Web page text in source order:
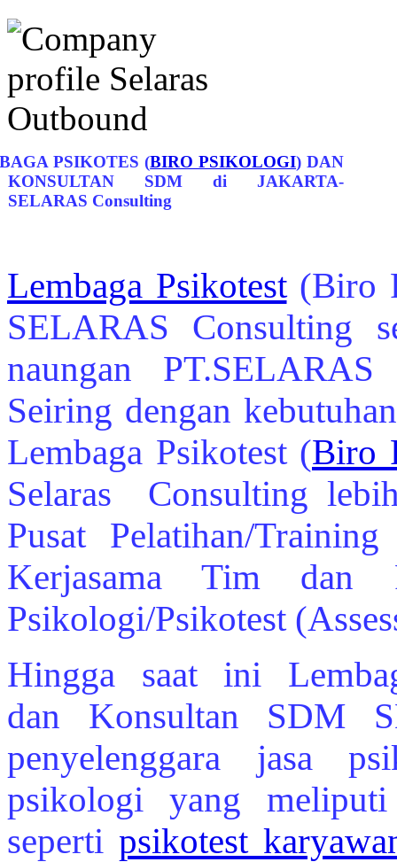
PSIKOTES (BIRO PSIKOLOGI) DAN
KONSULTAN SDM di JAKARTA-
SELARAS Consulting
Lembaga Psikotest(Biro
SELARAS Consulting
naungan
Seiring dengan
Lembaga Psikotest (Biro
Selaras Consulting
Pusat Pelatihan/
Kerjasama Tim dan
Psikologi/Psikotest
Hingga saat ini
dan Konsultan SDM
penyelenggara jasa
psikologi yang
seperti psikotest